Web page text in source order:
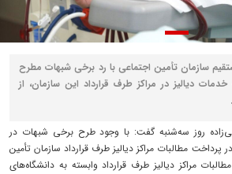
سازمان تأمین اجتماعی با رد برخی شبهات مطرح
دیالیز در مراکز طرف قرارداد این سازمان، از
روز سه‌شنبه گفت: با وجود طرح برخی شبهات در
پرداخت مطالبات مراکز دیالیز طرف قرارداد سازمان تأمین
مطالبات مراکز دیالیز طرف قرارداد وابسته به دانشگاه‌های